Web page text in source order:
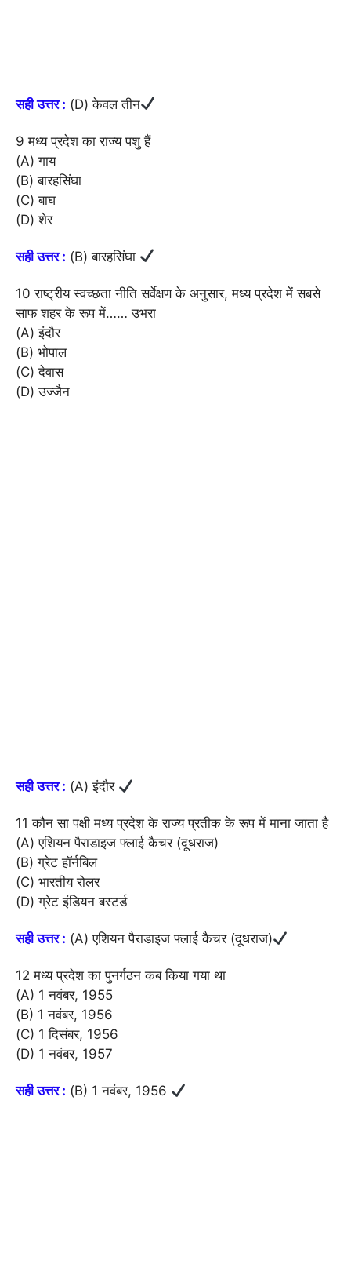
सही उत्तर : (D) केवल तीन
9 मध्य प्रदेश का राज्य पशु हैं
(A) गाय
(B) बारहसिंघा
(C) बाघ
(D) शेर
सही उत्तर : (B) बारहसिंघा
10 राष्ट्रीय स्वच्छता नीति सर्वेक्षण के अनुसार, मध्य प्रदेश में सबसे
साफ शहर के रूप में…… उभरा
(A) इंदौर
(B) भोपाल
(C) देवास
(D) उज्जैन
सही उत्तर : (A) इंदौर
11 कौन सा पक्षी मध्य प्रदेश के राज्य प्रतीक के रूप में माना जाता है
(A) एशियन पैराडाइज फ्लाई कैचर (दूधराज)
(B) ग्रेट हॉर्नबिल
(C) भारतीय रोलर
(D) ग्रेट इंडियन बस्टर्ड
सही उत्तर : (A) एशियन पैराडाइज फ्लाई कैचर (दूधराज)
12 मध्य प्रदेश का पुनर्गठन कब किया गया था
(A) 1 नवंबर, 1955
(B) 1 नवंबर, 1956
(C) 1 दिसंबर, 1956
(D) 1 नवंबर, 1957
सही उत्तर : (B) 1 नवंबर, 1956